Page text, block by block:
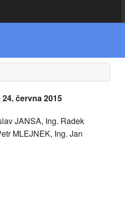
června 2015
JANSA, Ing. Radek
MLEJNEK, Ing. Jan